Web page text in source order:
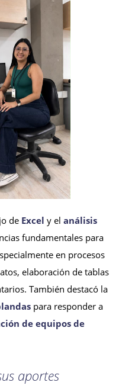
de Excel y el análisis
fundamentales para
en procesos
elaboración de tablas
También destacó la
para responder a
de equipos de
aportes